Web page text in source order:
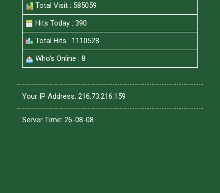
Total Visit : 585059
Hits Today : 390
Total Hits : 1110528
Who's Online : 8
Your IP Address: 216.73.216.159
Server Time: 26-08-08